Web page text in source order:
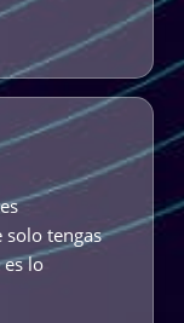
tengas
lo